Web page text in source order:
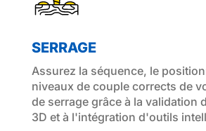
SERRAGE
Assurez la séquence, le
niveaux de couple corrects de
de serrage grâce à la validation
3D et à l'intégration d'outils